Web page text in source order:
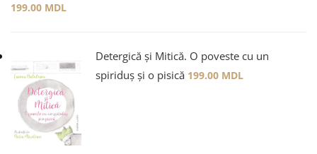
199.00 MDL
Detergică și Mitică. O poveste cu un
spiriduș și o pisică 199.00 MDL